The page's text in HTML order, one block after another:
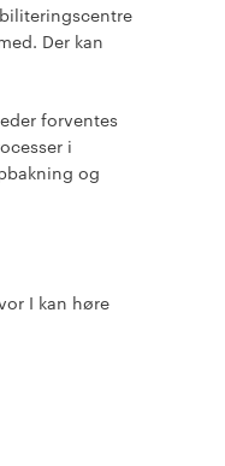
Der kan
forventes
i
og
I kan høre